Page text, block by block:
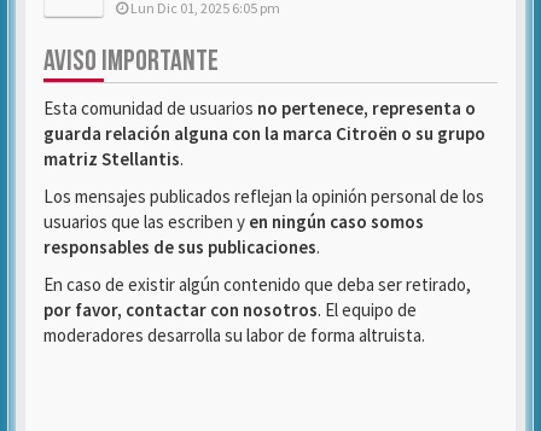
Lun Dic 01, 2025 6:05 pm
AVISO IMPORTANTE
Esta comunidad de usuarios no pertenece, representa o
guarda relación alguna con la marca Citroën o su grupo
matriz Stellantis.
Los mensajes publicados reflejan la opinión personal de los
usuarios que las escriben y en ningún caso somos
responsables de sus publicaciones.
En caso de existir algún contenido que deba ser retirado,
por favor, contactar con nosotros. El equipo de
moderadores desarrolla su labor de forma altruista.